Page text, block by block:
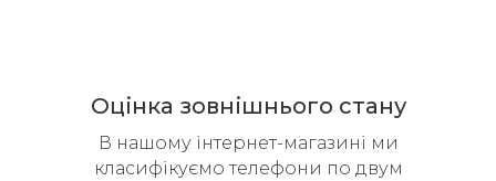
Оцінка зовнішнього стану
В нашому інтернет-магазині ми
класифікуємо телефони по двум